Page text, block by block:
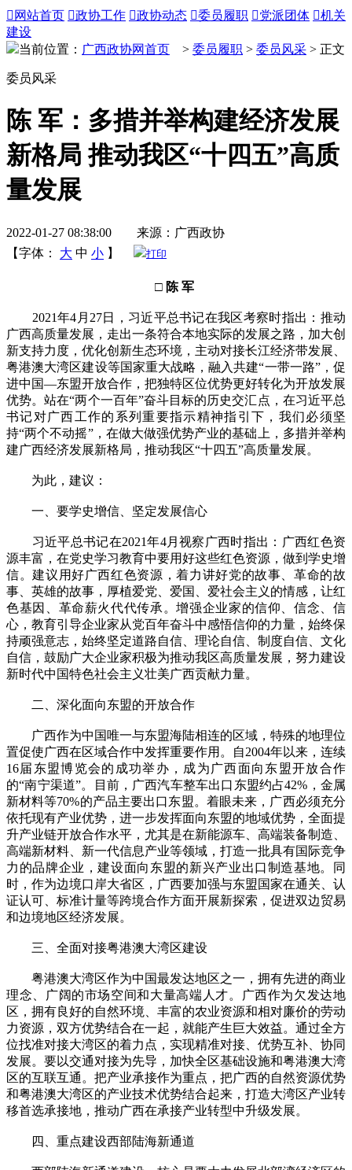
 网站首页 政协工作 政协动态 委员履职 党派团体 机关
建设
当前位置： 广西政协网首页 > 委员履职 > 委员风采 > 正文
委员风采
陈 军：多措并举构建经济发展
新格局 推动我区“十四五”高质
量发展
2022-01-27 08:38:00 来源：广西政协
【字体：
大 中 小 】 打印
□ 陈 军
2021年4月27日，习近平总书记在我区考察时指出：推动
广西高质量发展，走出一条符合本地实际的发展之路，加大创
新支持力度，优化创新生态环境，主动对接长江经济带发展、
粤港澳大湾区建设等国家重大战略，融入共建“一带一路”，促
进中国—东盟开放合作，把独特区位优势更好转化为开放发展
优势。站在“两个一百年”奋斗目标的历史交汇点，在习近平总
书记对广西工作的系列重要指示精神指引下，我们必须坚
持“两个不动摇”，在做大做强优势产业的基础上，多措并举构
建广西经济发展新格局，推动我区“十四五”高质量发展。
为此，建议：
一、要学史增信、坚定发展信心
习近平总书记在2021年4月视察广西时指出：广西红色资
源丰富，在党史学习教育中要用好这些红色资源，做到学史增
信。建议用好广西红色资源，着力讲好党的故事、革命的故
事、英雄的故事，厚植爱党、爱国、爱社会主义的情感，让红
色基因、革命薪火代代传承。增强企业家的信仰、信念、信
心，教育引导企业家从党百年奋斗中感悟信仰的力量，始终保
持顽强意志，始终坚定道路自信、理论自信、制度自信、文化
自信，鼓励广大企业家积极为推动我区高质量发展，努力建设
新时代中国特色社会主义壮美广西贡献力量。
二、深化面向东盟的开放合作
广西作为中国唯一与东盟海陆相连的区域，特殊的地理位
置促使广西在区域合作中发挥重要作用。自2004年以来，连续
16届东盟博览会的成功举办，成为广西面向东盟开放合作
的“南宁渠道”。目前，广西汽车整车出口东盟约占42%，金属
新材料等70%的产品主要出口东盟。着眼未来，广西必须充分
依托现有产业优势，进一步发挥面向东盟的地域优势，全面提
升产业链开放合作水平，尤其是在新能源车、高端装备制造、
高端新材料、新一代信息产业等领域，打造一批具有国际竞争
力的品牌企业，建设面向东盟的新兴产业出口制造基地。同
时，作为边境口岸大省区，广西要加强与东盟国家在通关、认
证认可、标准计量等跨境合作方面开展新探索，促进双边贸易
和边境地区经济发展。
三、全面对接粤港澳大湾区建设
粤港澳大湾区作为中国最发达地区之一，拥有先进的商业
理念、广阔的市场空间和大量高端人才。广西作为欠发达地
区，拥有良好的自然环境、丰富的农业资源和相对廉价的劳动
力资源，双方优势结合在一起，就能产生巨大效益。通过全方
位找准对接大湾区的着力点，实现精准对接、优势互补、协同
发展。要以交通对接为先导，加快全区基础设施和粤港澳大湾
区的互联互通。把产业承接作为重点，把广西的自然资源优势
和粤港澳大湾区的产业技术优势结合起来，打造大湾区产业转
移首选承接地，推动广西在承接产业转型中升级发展。
四、重点建设西部陆海新通道